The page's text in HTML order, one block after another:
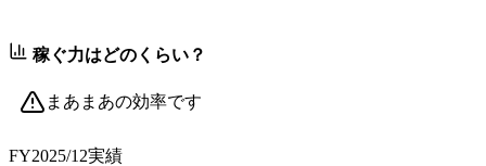
稼ぐ力はどのくらい？
まあまあの効率です
FY2025/12実績